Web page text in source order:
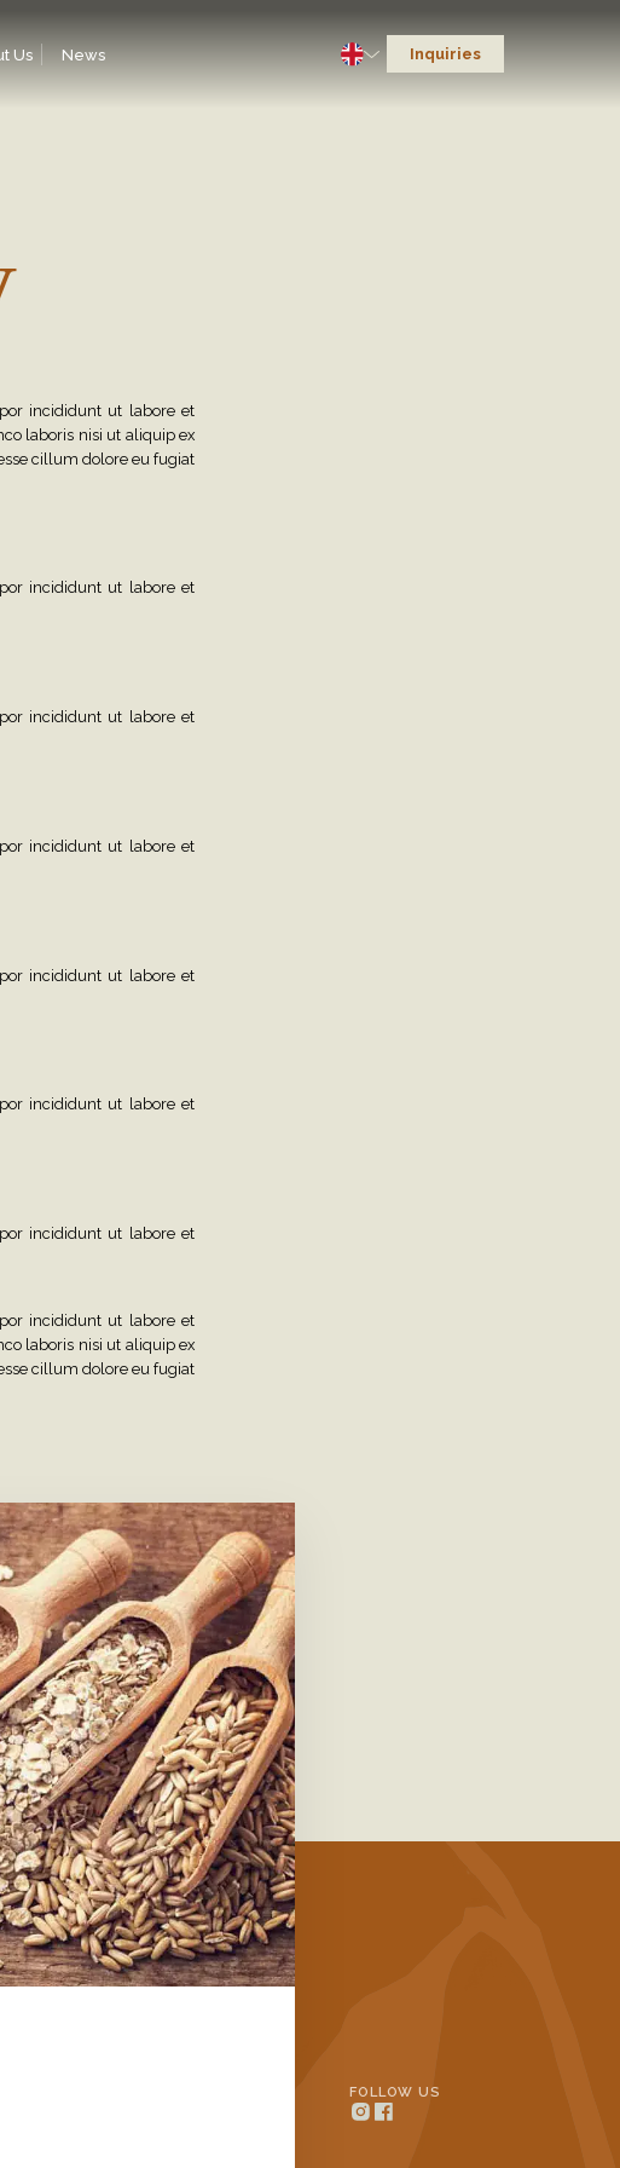
Us News Inquiries
incididunt ut labore et
laboris nisi ut aliquip ex
cillum dolore eu fugiat
incididunt ut labore et
incididunt ut labore et
incididunt ut labore et
incididunt ut labore et
incididunt ut labore et
incididunt ut labore et
incididunt ut labore et
laboris nisi ut aliquip ex
cillum dolore eu fugiat
FOLLOW US